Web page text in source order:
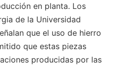
en planta. Los
de la Universidad
que el uso de hierro
que estas piezas
producidas por las